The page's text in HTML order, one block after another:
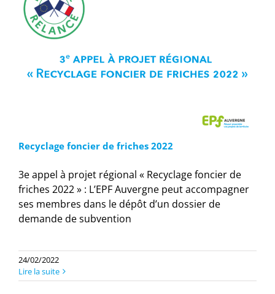
Recyclage foncier de friches 2022
3e appel à projet régional « Recyclage foncier de
friches 2022 » : L’EPF Auvergne peut accompagner
ses membres dans le dépôt d’un dossier de
demande de subvention
24/02/2022
Lire la suite